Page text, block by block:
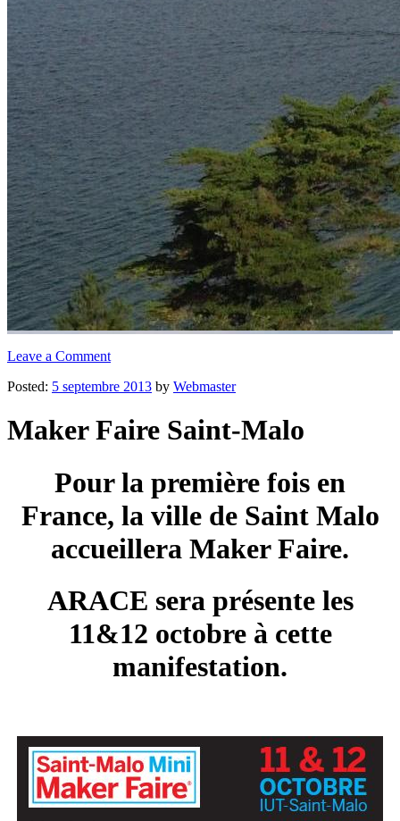
Leave a Comment
Posted: 5 septembre 2013 by Webmaster
Maker Faire Saint-Malo
Pour la première fois en
France, la ville de Saint Malo
accueillera Maker Faire.
ARACE sera présente les
11&12 octobre à cette
manifestation.